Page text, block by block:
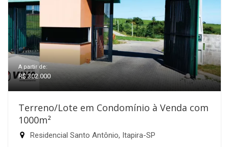
A partir de:
R$ 302.000
Terreno/Lote em Condomínio à Venda com
1000m²
Residencial Santo Antônio, Itapira-SP